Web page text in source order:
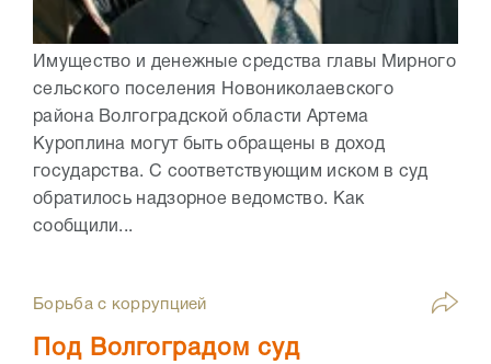
Имущество и денежные средства главы Мирного
сельского поселения Новониколаевского
района Волгоградской области Артема
Куроплина могут быть обращены в доход
государства. С соответствующим иском в суд
обратилось надзорное ведомство. Как
сообщили...
Борьба с коррупцией
Под Волгоградом суд